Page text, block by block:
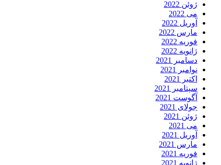
ژوئن 2022
می 2022
آوریل 2022
مارس 2022
فوریه 2022
ژانویه 2022
دسامبر 2021
نوامبر 2021
اکتبر 2021
سپتامبر 2021
آگوست 2021
جولای 2021
ژوئن 2021
می 2021
آوریل 2021
مارس 2021
فوریه 2021
ژانویه 2021